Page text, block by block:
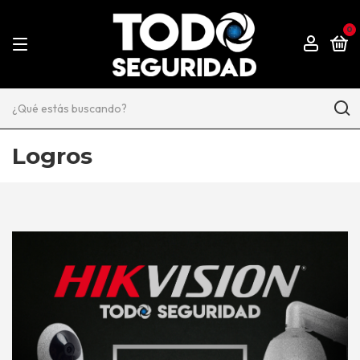
0
Logros